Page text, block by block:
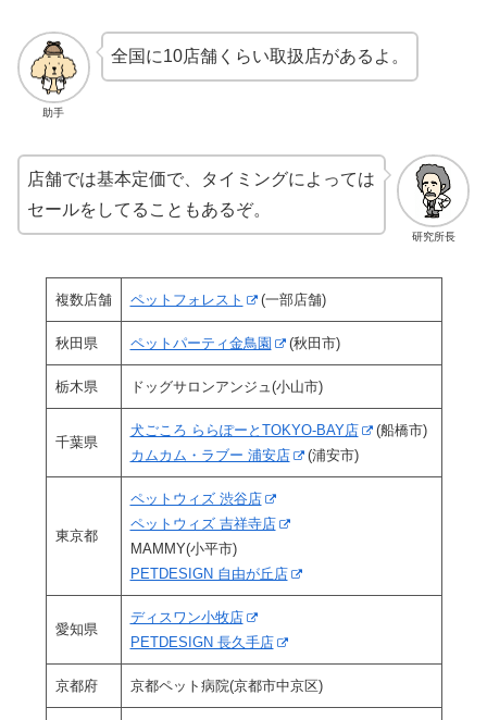
助手
全国に10店舗くらい取扱店があるよ。
研究所長
店舗では基本定価で、タイミングによっては
セールをしてることもあるぞ。
複数店舗 ペットフォレスト (一部店舗)
秋田県 ペットパーティ金鳥園 (秋田市)
栃木県 ドッグサロンアンジュ(小山市)
千葉県
犬ごころ ららぽーとTOKYO-BAY店
(船橋市)
カムカム・ラブー 浦安店
(浦安市)
東京都
ペットウィズ 渋谷店
ペットウィズ 吉祥寺店
MAMMY(小平市)
PETDESIGN 自由が丘店
愛知県
ディスワン小牧店
PETDESIGN 長久手店
京都府 京都ペット病院(京都市中京区)